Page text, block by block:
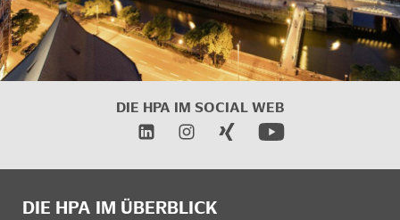
DIE HPA IM SOCIAL WEB
DIE HPA IM ÜBERBLICK